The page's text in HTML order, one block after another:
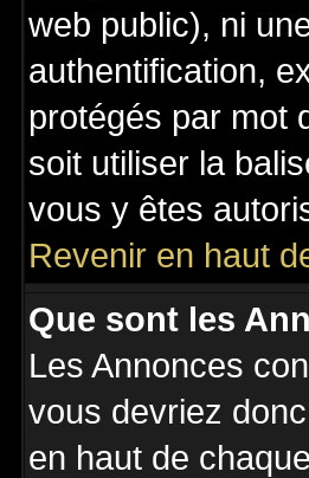
web public), ni
authentification,
protégés par mot
soit utiliser la
vous y êtes
Revenir en haut
Que sont les
Les Annonces
vous devriez
en haut de